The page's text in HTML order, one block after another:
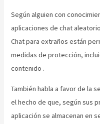
Según alguien con
aplicaciones de chat
Chat para extraños están
medidas de protección,
contenido .
También habla a favor de la
el hecho de que, según sus
aplicación se almacenan en